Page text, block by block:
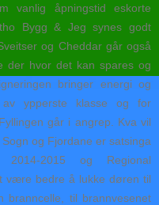
vanlig åpningstid eskorte
Bygg & Jeg synes godt
og Cheddar går også
der hvor det kan spares og
bringer energi og
ypperste klasse og for
går i angrep. Kva vil
og Fjordane er satsinga
2014-2015 og Regional
være bedre å lukke døren til
branncelle, til brannvesenet